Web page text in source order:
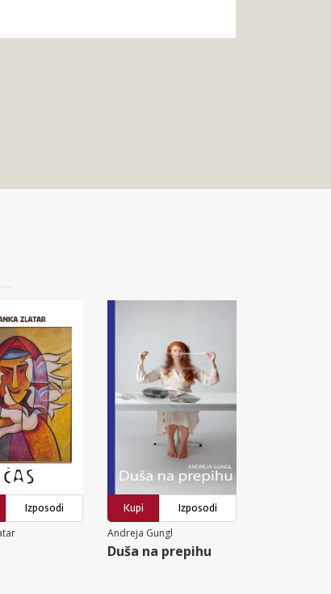
Izposodi
Kupi
Izposodi
Andreja Gungl
Duša na prepihu